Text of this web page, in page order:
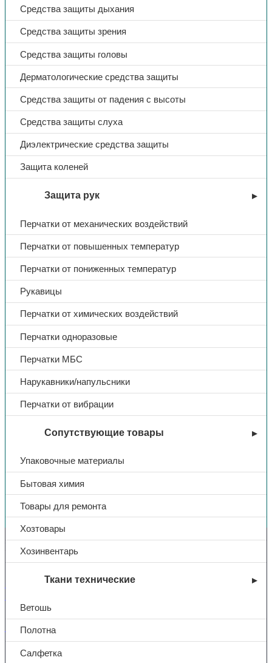
Средства защиты дыхания
Средства защиты зрения
Средства защиты головы
Дерматологические средства защиты
Средства защиты от падения с высоты
Средства защиты слуха
Диэлектрические средства защиты
Защита коленей
Защита рук
Перчатки от механических воздействий
Перчатки от повышенных температур
Перчатки от пониженных температур
Рукавицы
Перчатки от химических воздействий
Перчатки одноразовые
Перчатки МБС
Нарукавники/напульсники
Перчатки от вибрации
Сопутствующие товары
Упаковочные материалы
Бытовая химия
Товары для ремонта
Хозтовары
Хозинвентарь
Ткани технические
Ветошь
Полотна
Салфетка
Вы недавно смотрели
Контакты
+7 (831) 214-01-31
101@adk52.ru